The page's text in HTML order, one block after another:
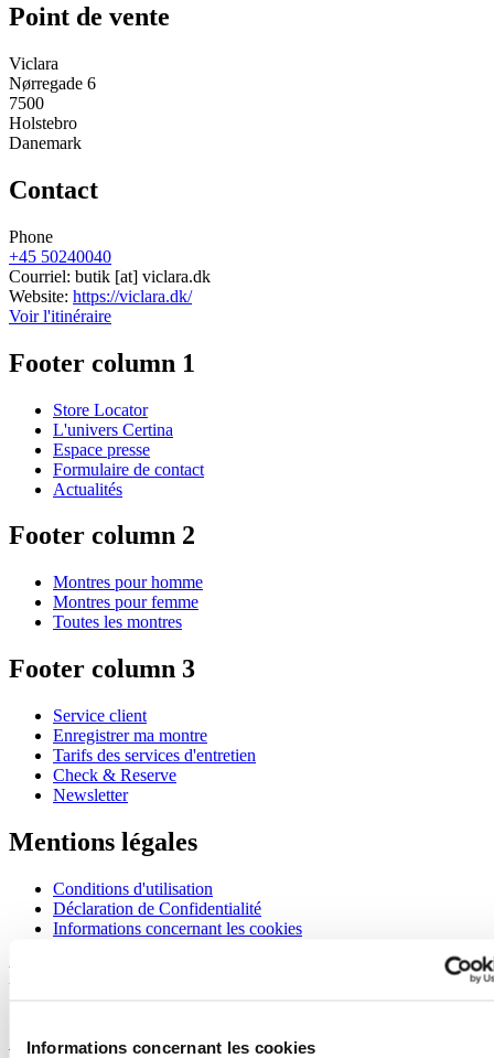
Informations concernant les cookies
Point de vente
Viclara
Nørregade 6
7500
Holstebro
Danemark
Contact
Phone
+45 50240040
Courriel: butik [at] viclara.dk
Website: https://viclara.dk/
Voir l'itinéraire
Footer column 1
Store Locator
L'univers Certina
Espace presse
Formulaire de contact
Actualités
Footer column 2
Montres pour homme
Montres pour femme
Toutes les montres
Footer column 3
Service client
Enregistrer ma montre
Tarifs des services d'entretien
Check & Reserve
Newsletter
Mentions légales
Conditions d'utilisation
Déclaration de Confidentialité
Informations concernant les cookies
Rejoignez le club CERTINA
S'inscrire